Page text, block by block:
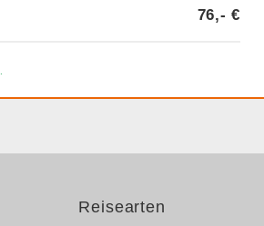
76,- €
Reisearten